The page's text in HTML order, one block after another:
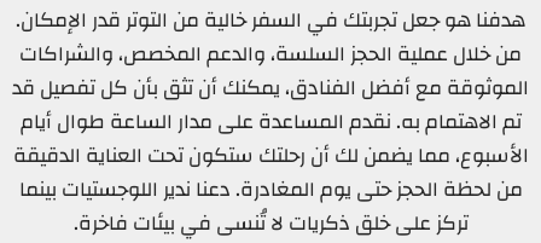
هدفنا هو جعل تجربتك في السفر خالية من التوتر قدر الإمكان.
من خلال عملية الحجز السلسة، والدعم المخصص، والشراكات
الموثوقة مع أفضل الفنادق، يمكنك أن تثق بأن كل تفصيل قد
تم الاهتمام به. نقدم المساعدة على مدار الساعة طوال أيام
الأسبوع، مما يضمن لك أن رحلتك ستكون تحت العناية الدقيقة
من لحظة الحجز حتى يوم المغادرة. دعنا ندير اللوجستيات بينما
تركز على خلق ذكريات لا تُنسى في بيئات فاخرة.